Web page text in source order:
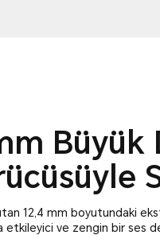
12,4 mm boyutundaki
etkileyici ve zengin bir ses